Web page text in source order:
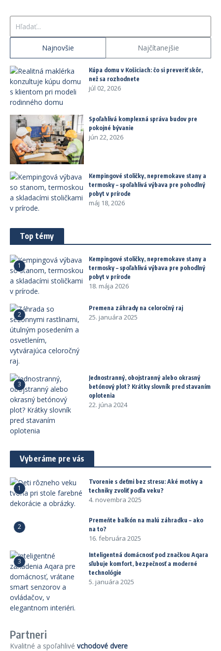
Najnovšie Najčítanejšie
Kúpa domu v Košiciach: čo si preveriť skôr,
než sa rozhodnete
júl 02, 2026
Spoľahlivá komplexná správa budov pre
pokojné bývanie
jún 22, 2026
Kempingové stoličky, nepremokave stany a
termosky – spoľahlivá výbava pre pohodlný
pobyt v prírode
máj 18, 2026
Top témy
1
Kempingové stoličky, nepremokave stany a
termosky – spoľahlivá výbava pre pohodlný
pobyt v prírode
18. mája 2026
2
Premena záhrady na celoročný raj
25. januára 2025
3
Jednostranný, obojstranný alebo okrasný
betónový plot? Krátky slovník pred stavaním
oplotenia
22. júna 2024
Vyberáme pre vás
1
Tvorenie s deťmi bez stresu: Aké motívy a
techniky zvoliť podľa veku?
4. novembra 2025
2
Premeňte balkón na malú záhradku – ako
na to?
16. februára 2025
3
Inteligentná domácnosť pod značkou Aqara
sľubuje komfort, bezpečnosť a moderné
technológie
5. januára 2025
Partneri
Kvalitné a spoľahlivé vchodové dvere